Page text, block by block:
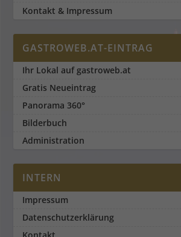
Kontakt & Impressum
GASTROWEB.AT-EINTRAG
Ihr Lokal auf gastroweb.at
Gratis Neueintrag
Panorama 360°
Bilderbuch
Administration
INTERN
Impressum
Datenschutzerklärung